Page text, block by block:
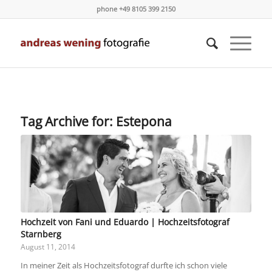
phone +49 8105 399 2150
Tag Archive for: Estepona
Hochzeit von Fani und Eduardo | Hochzeitsfotograf
Starnberg
August 11, 2014
In meiner Zeit als Hochzeitsfotograf durfte ich schon viele